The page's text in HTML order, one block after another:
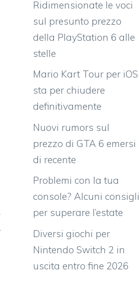
Ridimensionate le voci
sul presunto prezzo
della PlayStation 6 alle
stelle
Mario Kart Tour per iOS
sta per chiudere
definitivamente
Nuovi rumors sul
prezzo di GTA 6 emersi
di recente
Problemi con la tua
console? Alcuni consigli
per superare l’estate
Diversi giochi per
Nintendo Switch 2 in
uscita entro fine 2026